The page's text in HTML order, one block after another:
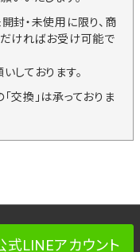
封・未使用に限り、商
ければお受け可能で
しております。
交換」は承っておりま
式LINEアカウント